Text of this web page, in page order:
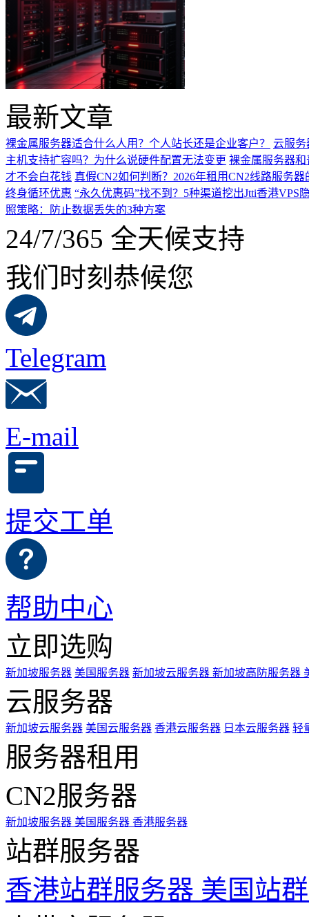
最新文章
裸金属服务器适合什么人用？个人站长还是企业客户？
云服务
主机支持扩容吗？为什么说硬件配置无法变更 裸金属服务器
才不会白花钱 真假CN2如何判断？2026年租用CN2线路服务器
终身循环优惠 “永久优惠码”找不到？5种渠道挖出Jtti香港VPS
照策略：防止数据丢失的3种方案
24/7/365 全天候支持
我们时刻恭候您
Telegram
E-mail
提交工单
帮助中心
立即选购
新加坡服务器 美国服务器 新加坡云服务器 新加坡高防服务器
云服务器
新加坡云服务器 美国云服务器 香港云服务器 日本云服务器 轻
服务器租用
CN2服务器
新加坡服务器 美国服务器 香港服务器
站群服务器
香港站群服务器 美国站